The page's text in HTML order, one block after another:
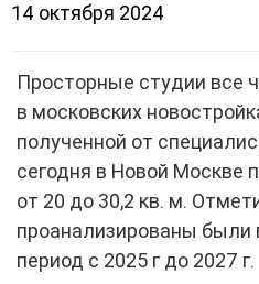
14 октября 2024
Просторные студии все
в московских
полученной от
сегодня в Новой Москве
от 20 до 30,2 кв. м.
проанализированы были
период с 2025 г до 2027 г.